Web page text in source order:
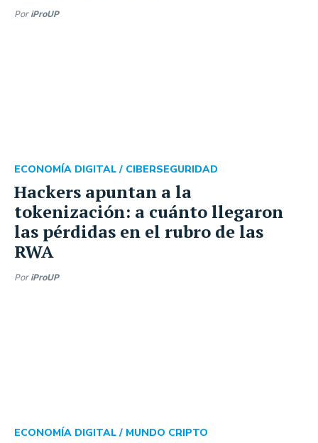
Por iProUP
Hackers apuntan a la
tokenización: a cuánto llegaron
las pérdidas en el rubro de las
RWA
ECONOMÍA DIGITAL / CIBERSEGURIDAD
Por iProUP
ECONOMÍA DIGITAL / MUNDO CRIPTO